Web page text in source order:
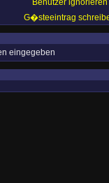
Benutzer ignorieren
G�steeintrag
eingegeben